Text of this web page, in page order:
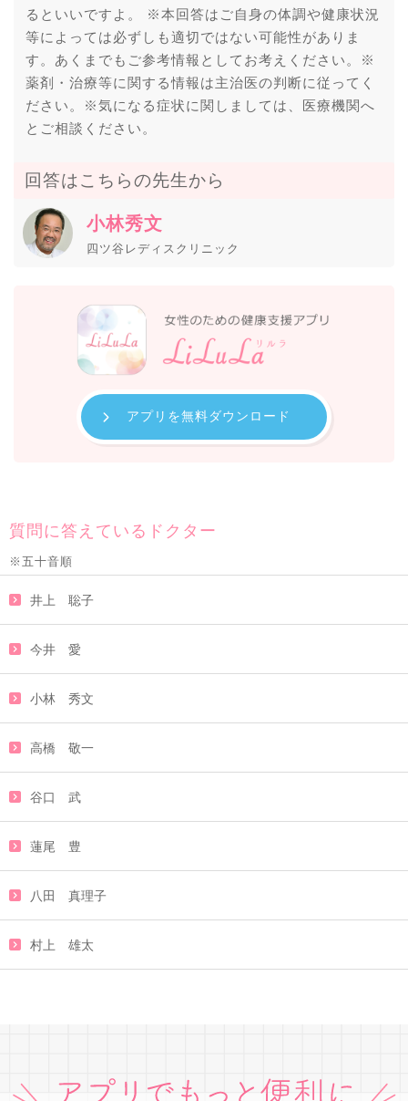
るといいですよ。 ※本回答はご自身の体調や健康状況
等によっては必ずしも適切ではない可能性がありま
す。あくまでもご参考情報としてお考えください。※
薬剤・治療等に関する情報は主治医の判断に従ってく
ださい。※気になる症状に関しましては、医療機関へ
とご相談ください。
回答はこちらの先生から
小林秀文
四ツ谷レディスクリニック
アプリを無料ダウンロード
質問に答えているドクター
※五十音順
井上 聡子
今井 愛
小林 秀文
高橋 敬一
谷口 武
蓮尾 豊
八田 真理子
村上 雄太